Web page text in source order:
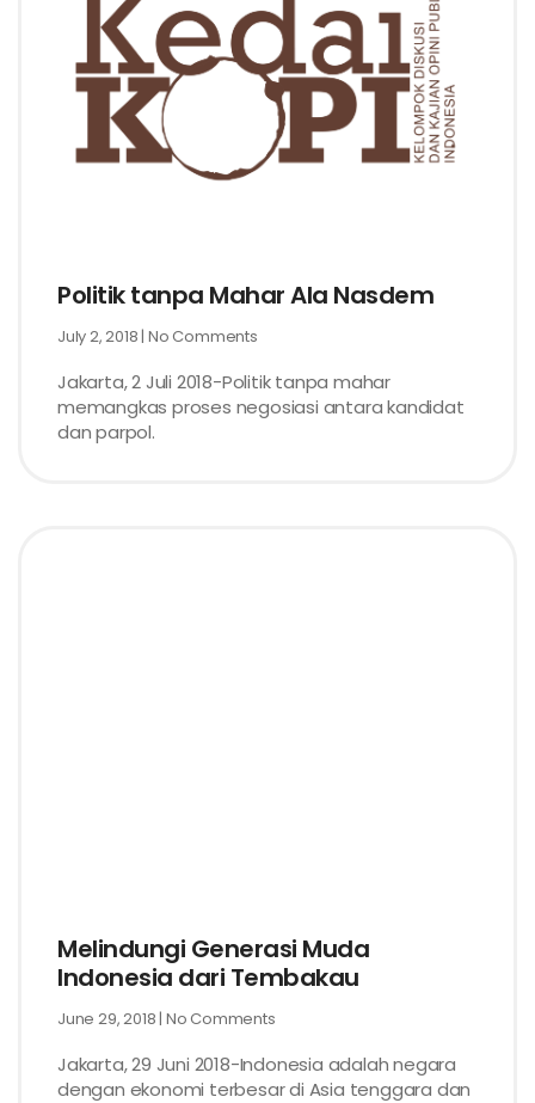
Politik tanpa Mahar Ala Nasdem
July 2, 2018 No Comments
Jakarta, 2 Juli 2018-Politik tanpa mahar
memangkas proses negosiasi antara kandidat
dan parpol.
Melindungi Generasi Muda
Indonesia dari Tembakau
June 29, 2018 No Comments
Jakarta, 29 Juni 2018-Indonesia adalah negara
dengan ekonomi terbesar di Asia tenggara dan